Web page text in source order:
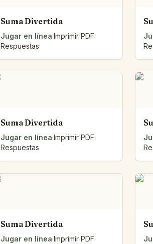
Suma Divertida
Jugar en línea·Imprimir PDF·
Respuestas
Suma Divertida
Jugar en línea·Imprimir PDF·
Respuestas
Suma Divertida
Jugar en línea·Imprimir PDF·